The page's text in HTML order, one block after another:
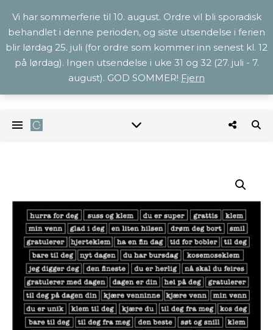
Vi har sommerferie til 10. august. Ordre vil bli sporadisk
behandlet i denne perioden, og siste utsendelse i ferien
blir lørdag 25. juli (for ordre som kommer inn senest kl. 12
på lørdag). Ingen utsendelse i uke 31 og 32 (27. juli - 7.
august). GOD SOMMER! Fjern